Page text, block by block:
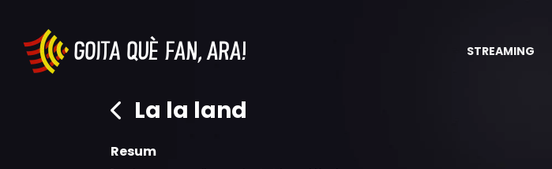
STREAMING
La la land
Resum